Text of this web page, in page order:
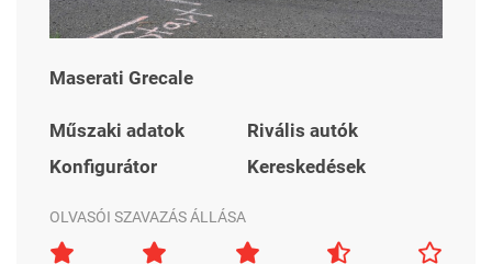
Maserati Grecale
Műszaki adatok
Rivális autók
Konfigurátor
Kereskedések
OLVASÓI SZAVAZÁS ÁLLÁSA